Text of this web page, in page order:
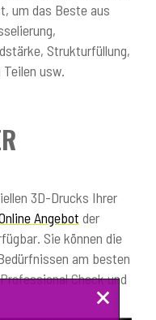
um das Beste aus
Strukturfüllung,
usw.
3D-Drucks Ihrer
Angebot der
Sie können die
am besten
Check und
×